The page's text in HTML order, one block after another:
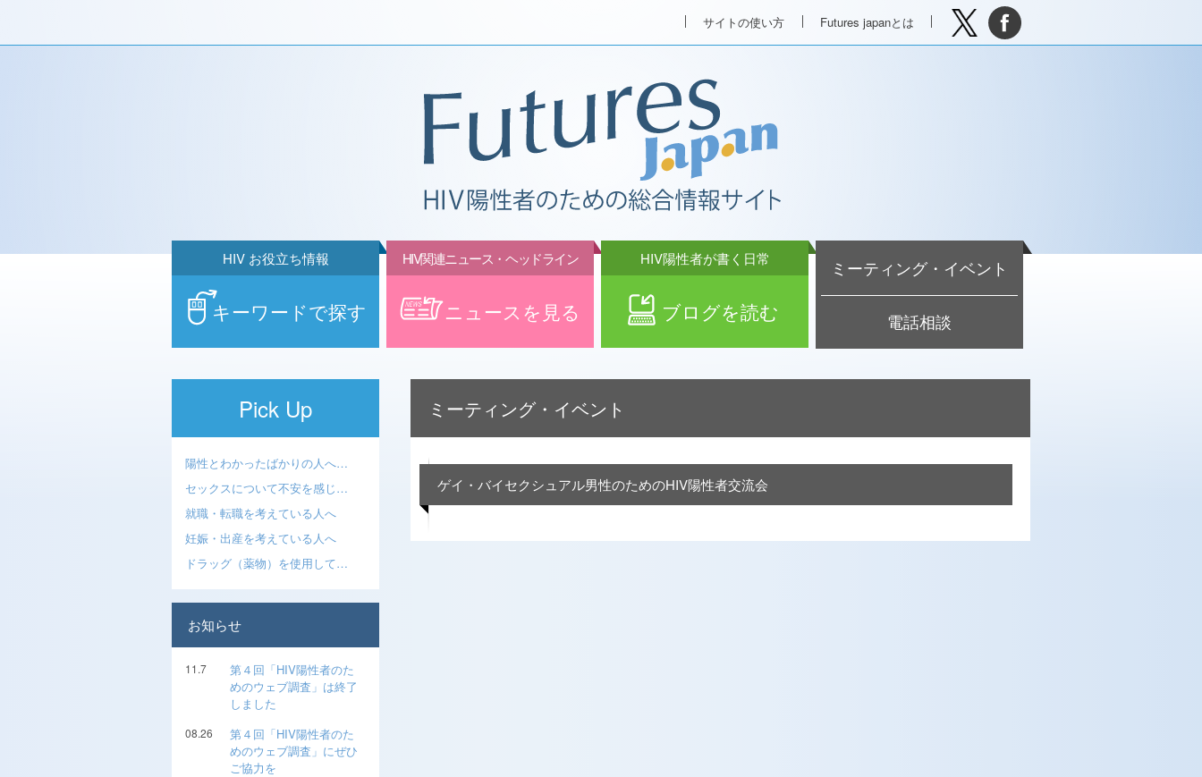
サイトの使い方 Futures japanとは
キーワードで探す
HIV お役立ち情報
ニュースを見る
HIV関連ニュース・ヘッドライン
ブログを読む
HIV陽性者が書く日常 ミーティング・イベント
電話相談
ミーティング・イベント
ゲイ・バイセクシュアル男性のためのHIV陽性者交流会
Pick Up
陽性とわかったばかりの人へ…
セックスについて不安を感じ…
就職・転職を考えている人へ
妊娠・出産を考えている人へ
ドラッグ（薬物）を使用して…
お知らせ
11.7
第４回「HIV陽性者のた
めのウェブ調査」は終了
しました
08.26
第４回「HIV陽性者のた
めのウェブ調査」にぜひ
ご協力を